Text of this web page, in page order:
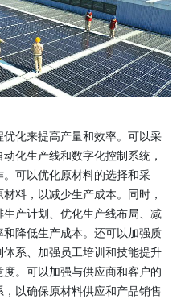
化来提高产量和效率。可以采
化生产线和数字化控制系统，
可以优化原材料的选择和采
料，以减少生产成本。同时，
产计划、优化生产线布局、减
降低生产成本。还可以加强质
系、加强员工培训和技能提升
。可以加强与供应商和客户的
以确保原材料供应和产品销售